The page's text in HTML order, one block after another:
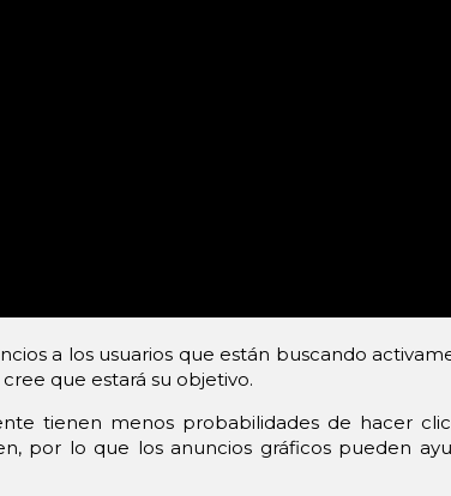
a los usuarios que están buscando
que estará su objetivo.
tienen menos probabilidades de hacer
por lo que los anuncios gráficos pueden